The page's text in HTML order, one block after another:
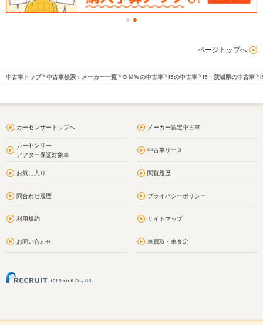
ページトップへ
中古車トップ 中古車検索：メーカー一覧 ＢＭＷの中古車 i5の中古車 i5・茨城県の中古車
カーセンサートップへ メーカー認定中古車
カーセンサー
アフター保証対象車
中古車リース
お気に入り 閲覧履歴
問合わせ履歴 プライバシーポリシー
利用規約 サイトマップ
お問い合わせ 車買取・車査定